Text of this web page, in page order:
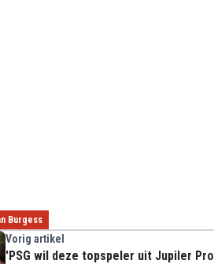
Burgess
Vorig artikel
'PSG wil deze topspeler uit Jupiler Pro